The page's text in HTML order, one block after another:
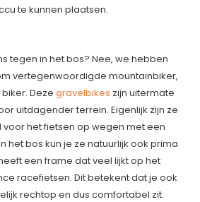
te kunnen plaatsen.
tegen in het bos? Nee, we hebben
vertegenwoordigde mountainbiker,
Dezegravelbikes zijn uitermate
uitdagender terrein. Eigenlijk zijn ze
het fietsen op wegen met een
het bos kun je ze natuurlijk ook prima
een frame dat veel lijkt op het
racefietsen. Dit betekent dat je ook
rechtop en dus comfortabel zit.